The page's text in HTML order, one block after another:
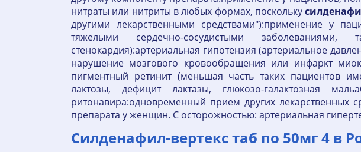
нитраты или нитриты в любых формах, поскольку
другими лекарственными средствами"):применение у
тяжелыми сердечно-сосудистыми
стенокардия):артериальная гипотензия (артериальное
нарушение мозгового кровообращения или инфаркт
пигментный ретинит (меньшая часть таких пациентов
лактозы, дефицит лактазы, глюкозо-галактозная
ритонавира:одновременный прием других лекарственных
препарата у женщин. С осторожностью: артериальная
Силденафил-вертекс таб по 50мг 4 в